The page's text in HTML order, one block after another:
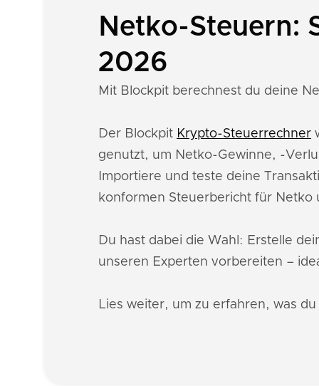
Netko-Steuern:
2026
Mit Blockpit berechnest du deine
Der Blockpit Krypto-Steuerrechner
genutzt, um Netko-Gewinne, -
Importiere und teste deine
konformen Steuerbericht für
Du hast dabei die Wahl: Erstelle
unseren Experten vorbereiten –
Lies weiter, um zu erfahren, was